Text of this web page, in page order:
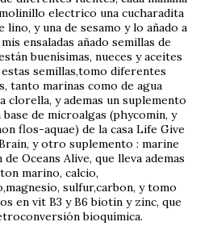
electrico una cucharadita
lino, y una de sesamo y lo añado a
ensaladas añado semillas de
buenísimas, nueces y aceites
estas semillas,tomo diferentes
tanto marinas como de agua
clorella, y ademas un suplemento
de microalgas (phycomin, y
flos-aquae) de la casa Life Give
y otro suplemento : marine
Oceans Alive, que lleva ademas
marino, calcio,
sulfur,carbon, y tomo
en vit B3 y B6 biotin y zinc, que
bioquímica.